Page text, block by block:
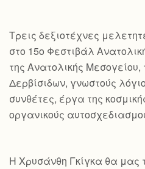
Τρεις δεξιοτέχνες
στο 15ο Φεστιβάλ
της Ανατολικής Μεσογείου,
Δερβίσιδων, γνωστούς
συνθέτες, έργα της
οργανικούς
Η Χρυσάνθη Γκίγκα θα μας